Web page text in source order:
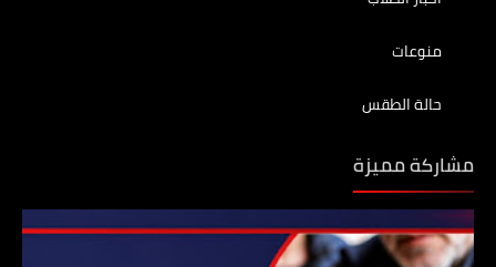
منوعات
حالة الطقس
مشاركة مميزة